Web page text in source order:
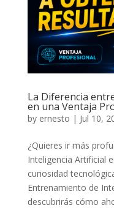
La Diferencia
en una Ventaja
by ernesto | Jul 10,
¿Quieres ir más
Inteligencia Artificial
curiosidad
Entrenamiento de
descubrirás cómo